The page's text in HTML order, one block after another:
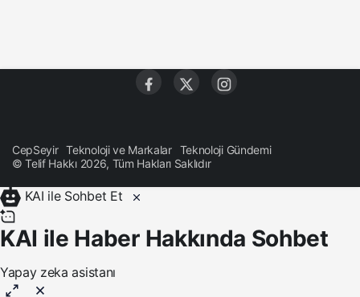
CepSeyir Teknoloji ve Markalar
Teknoloji Gündemi
© Telif Hakkı 2026, Tüm Hakları Saklıdır
KAI ile Sohbet Et
KAI ile Haber Hakkında Sohbet
Yapay zeka asistanı